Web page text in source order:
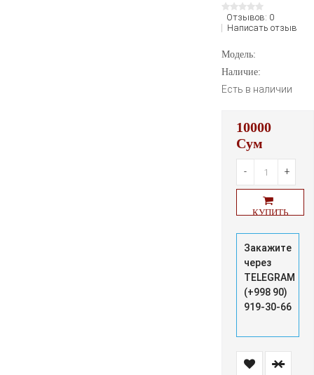
Отзывов: 0
Написать отзыв
Модель:
Наличие:
Есть в наличии
10000
Сум
- +
КУПИТЬ
Закажите
через
TELEGRAM
(+998 90)
919-30-66